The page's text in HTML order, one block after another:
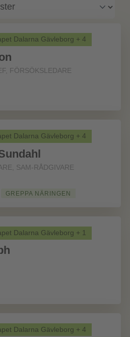
Dalarna Gävleborg + 4
FÖRSÖKSLEDARE
Dalarna Gävleborg + 4
SAM-RÅDGIVARE
GREPPA NÄRINGEN
Dalarna Gävleborg + 1
Dalarna Gävleborg + 4